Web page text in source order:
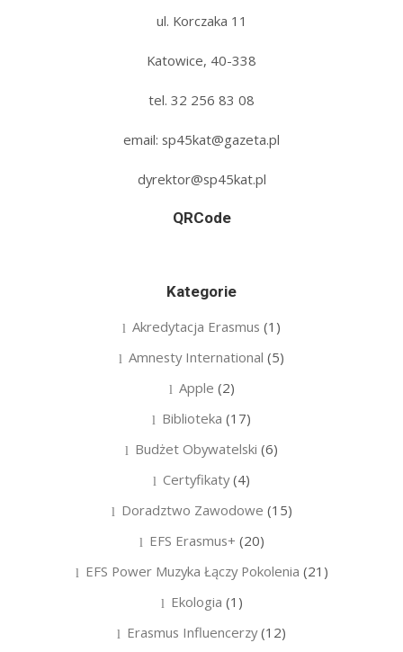
ul. Korczaka 11
Katowice, 40-338
tel. 32 256 83 08‬
email: sp45kat@gazeta.pl
dyrektor@sp45kat.pl
QRCode
Kategorie
Akredytacja Erasmus (1)
Amnesty International (5)
Apple (2)
Biblioteka (17)
Budżet Obywatelski (6)
Certyfikaty(4)
Doradztwo Zawodowe (15)
EFS Erasmus+ (20)
EFS Power Muzyka Łączy Pokolenia (21)
Ekologia (1)
Erasmus Influencerzy(12)